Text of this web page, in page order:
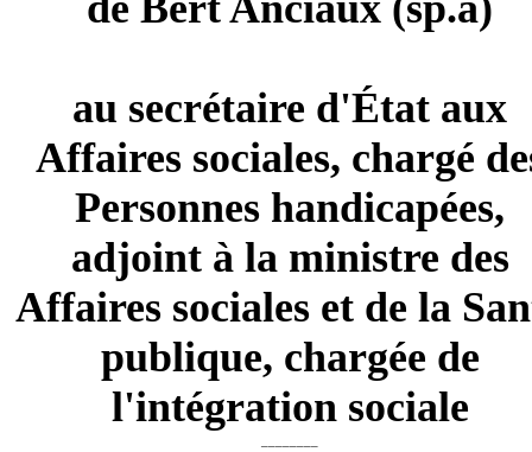
au secrétaire d'État aux
Affaires sociales, chargé
Personnes handicapées,
adjoint à la ministre des
Affaires sociales et de la
publique, chargée de
l'intégration sociale